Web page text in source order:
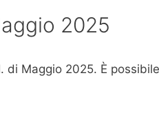
2025
di Maggio 2025. È